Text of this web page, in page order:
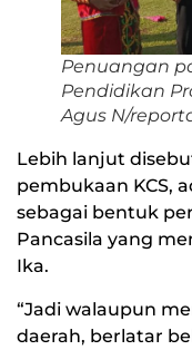
Penuangan
Pendidikan
Agus N/
Lebih lanjut
pembukaan KCS,
sebagai bentuk
Pancasila yang
Ika.
“Jadi walaupun
daerah, berlatar